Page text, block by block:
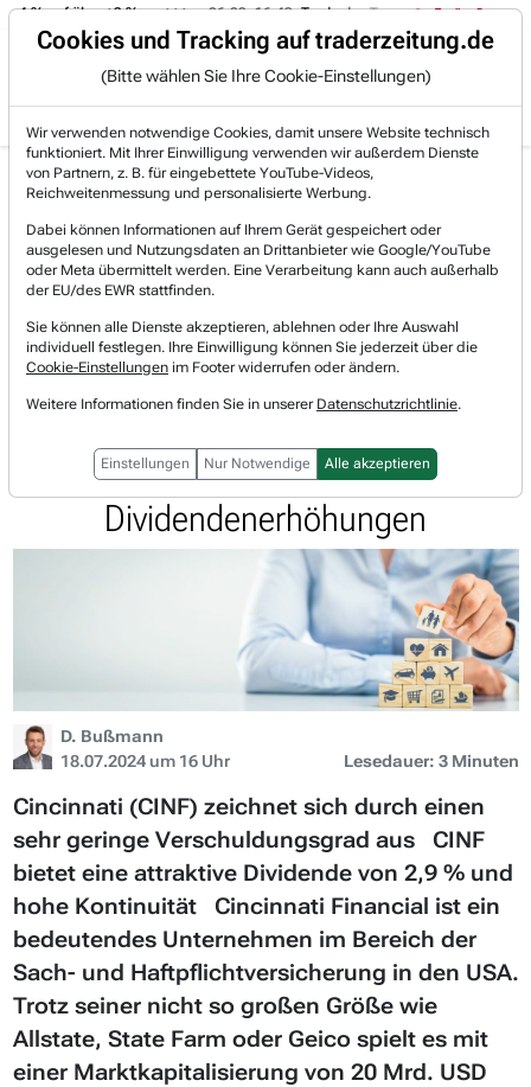
Trading-Room
% auf über +3 %. 06.08. 16:49 Trade des Tages 06.08.
Gratis Account Login
Jetzt registrieren und gratis Artikel lesen.
Bereits bei TraderFox registriert? Jetzt anmelden!
Home
Lists & Rankings
Top-Wachstumsaktien-Umsatz-und-Gewinn
Cincinnati Financial: Versicherer mit 64-jähriger...
Cincinnati Financial Watchlist
Cincinnati Financial: Versicherer
kontinuierlich hoher
Dividendenerhöhungen
D. Bußmann
18.07.2024 um 16 Uhr
Lesedauer: 3 Minuten
Cincinnati (CINF) zeichnet sich durch einen
sehr geringe Verschuldungsgrad aus CINF
bietet eine attraktive Dividende von 2,9 % und
hohe Kontinuität Cincinnati Financial ist ein
bedeutendes Unternehmen im Bereich der
Sach- und Haftpflichtversicherung in den USA.
Trotz seiner nicht so großen Größe wie
Allstate, State Farm oder Geico spielt es mit
einer Marktkapitalisierung von 20 Mrd. USD
Cookies und Tracking auf traderzeitung.de
(Bitte wählen Sie Ihre Cookie-Einstellungen)
Wir verwenden notwendige Cookies, damit unsere Website technisch
funktioniert. Mit Ihrer Einwilligung verwenden wir außerdem Dienste
von Partnern, z. B. für eingebettete YouTube-Videos,
Reichweitenmessung und personalisierte Werbung.
Dabei können Informationen auf Ihrem Gerät gespeichert oder
ausgelesen und Nutzungsdaten an Drittanbieter wie Google/YouTube
oder Meta übermittelt werden. Eine Verarbeitung kann auch außerhalb
der EU/des EWR stattfinden.
Sie können alle Dienste akzeptieren, ablehnen oder Ihre Auswahl
individuell festlegen. Ihre Einwilligung können Sie jederzeit über die
Cookie-Einstellungen im Footer widerrufen oder ändern.
Weitere Informationen finden Sie in unserer Datenschutzrichtlinie.
Einstellungen Nur Notwendige Alle akzeptieren